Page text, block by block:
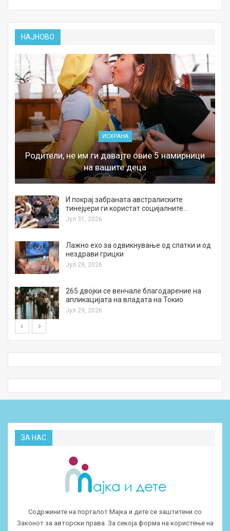
НАЈНОВО
ИСХРАНА
Родители, не им ги давајте овие 5 намирници
на вашите деца
И покрај забраната австралиските
тинејџери ги користат социјалните…
Јул 31, 2026
Лажно ехо за одвикнување од слатки и од
нездрави грицки
Јул 29, 2026
265 двојки се венчале благодарение на
апликацијата на владата на Токио
Јул 29, 2026
ЗА НАС
Содржините на порталот Мајка и дете се заштитени со
Законот за авторски права. За секоја форма на користење на